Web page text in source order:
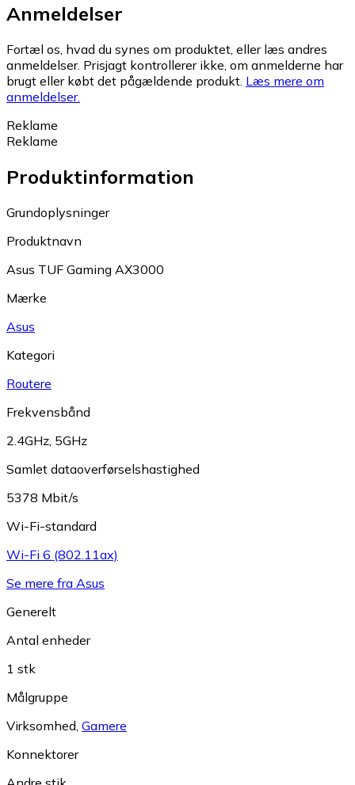
Anmeldelser
Fortæl os, hvad du synes om produktet, eller læs andres
anmeldelser. Prisjagt kontrollerer ikke, om anmelderne har
brugt eller købt det pågældende produkt. Læs mere om
anmeldelser.
Reklame
Reklame
Produktinformation
Grundoplysninger
Produktnavn
Asus TUF Gaming AX3000
Mærke
Asus
Kategori
Routere
Frekvensbånd
2.4GHz 5GHz
Samlet dataoverførselshastighed
5378 Mbit/s
Wi-Fi-standard
Wi-Fi 6 (802.11ax)
Se mere fra Asus
Generelt
Antal enheder
1 stk
Målgruppe
Virksomhed Gamere
Konnektorer